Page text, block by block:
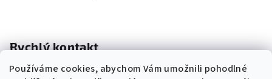
Používáme cookies, abychom Vám umožnili pohodlné
Rychlý kontakt
+420 604 209 312